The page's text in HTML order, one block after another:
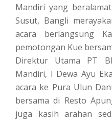
Mandiri yang
Susut, Bangli
acara berlangsung
pemotongan Kue
Direktur Utama PT
Mandiri, I Dewa Ayu
acara ke Pura Ulun
bersama di Resto
juga kasih arahan